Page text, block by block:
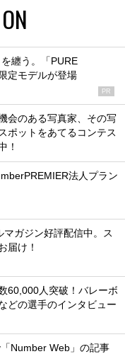
纏う。「PURE
定モデルが登場
PR
会のある写真家、その写
ポットをあてるコンテス
！
法人プラン
マガジン好評配信中。ス
届け！
60,000人突破！バレーボ
どの選手のインタビュー
Number Web」の記事